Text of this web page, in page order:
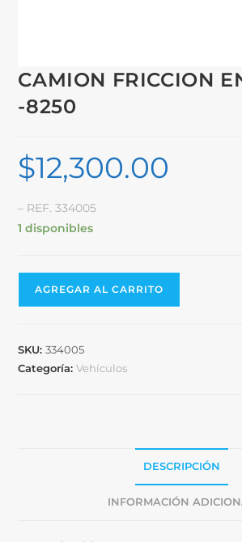
CAMION FRICCION
-8250
$12,300.00
– REF. 334005
1 disponibles
AGREGAR AL CARRITO
SKU:334005
Categoría:Vehículos
DESCRIPCIÓN
INFORMACIÓN